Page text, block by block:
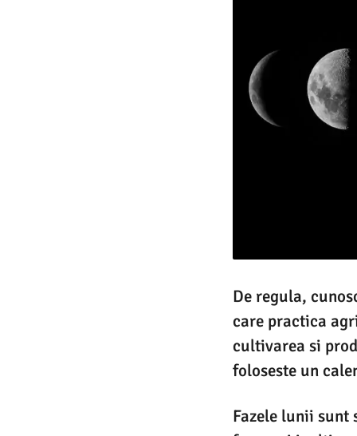
De regula,
care practica
cultivarea si
foloseste un
Fazele lunii